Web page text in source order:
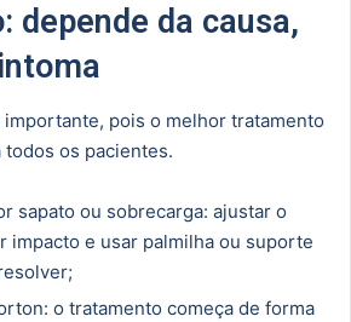
depende da causa,
importante, pois o melhor tratamento
todos os pacientes.
sapato ou sobrecarga: ajustar o
impacto e usar palmilha ou suporte
o tratamento começa de forma